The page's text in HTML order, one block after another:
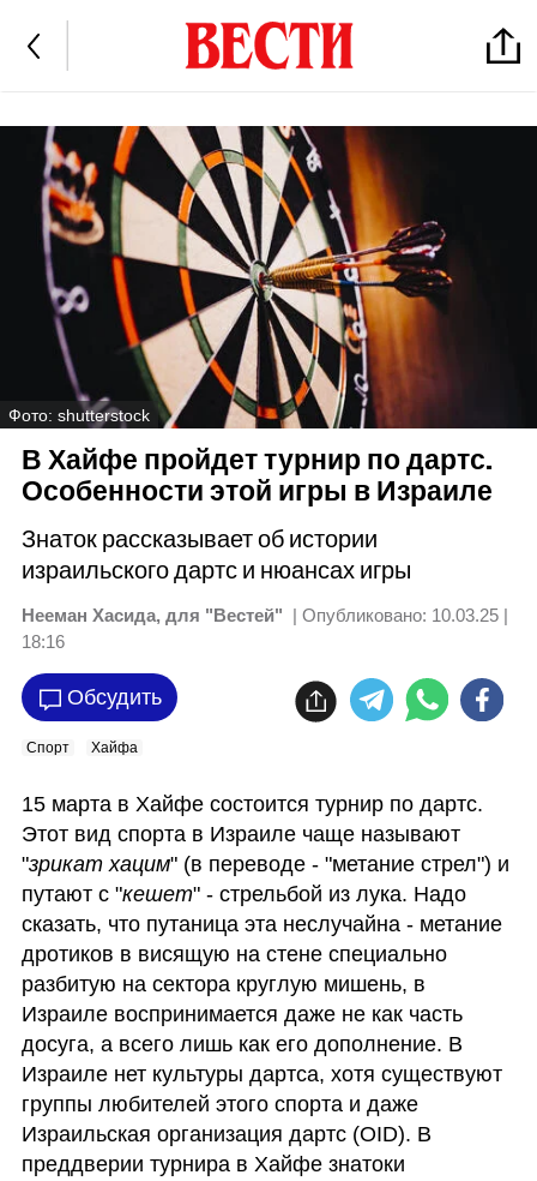
Фото: shutterstock
В Хайфе пройдет турнир по дартс.
Особенности этой игры в Израиле
Знаток рассказывает об истории
израильского дартс и нюансах игры
Нееман Хасида, для "Вестей" | Опубликовано: 10.03.25 |
18:16
Обсудить
Спорт Хайфа
15 марта в Хайфе состоится турнир по дартс.
Этот вид спорта в Израиле чаще называют
"зрикат хацим" (в переводе - "метание стрел") и
путают с "кешет" - стрельбой из лука. Надо
сказать, что путаница эта неслучайна - метание
дротиков в висящую на стене специально
разбитую на сектора круглую мишень, в
Израиле воспринимается даже не как часть
досуга, а всего лишь как его дополнение. В
Израиле нет культуры дартса, хотя существуют
группы любителей этого спорта и даже
Израильская организация дартс (OID). В
преддверии турнира в Хайфе знатоки